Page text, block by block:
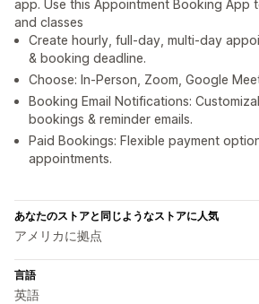
app. Use this Appointment Booking App
and classes
Create hourly, full-day, multi-day
& booking deadline.
Choose: In-Person, Zoom, Google
Booking Email Notifications:
bookings & reminder emails.
Paid Bookings: Flexible payment
appointments.
あなたのストアと同じようなストアに人気
アメリカに拠点
言語
英語